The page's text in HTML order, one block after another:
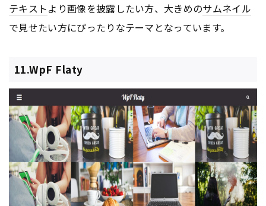
テキストより画像を披露したい方、大きめのサムネイル
で見せたい方にぴったりなテーマとなっています。
11.WpF Flaty